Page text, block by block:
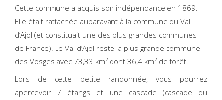
Cette commune a acquis son indépendance en 1869.
Elle était rattachée auparavant à la commune du Val
d’Ajol (et constituait une des plus grandes communes
de France). Le Val d’Ajol reste la plus grande commune
des Vosges avec 73,33 km² dont 36,4 km² de forêt.
Lors de cette petite randonnée, vous pourrez
apercevoir 7 étangs et une cascade (cascade du